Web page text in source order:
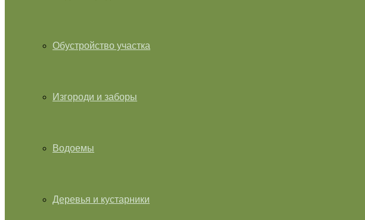
Обустройство участка
Изгороди и заборы
Водоемы
Деревья и кустарники